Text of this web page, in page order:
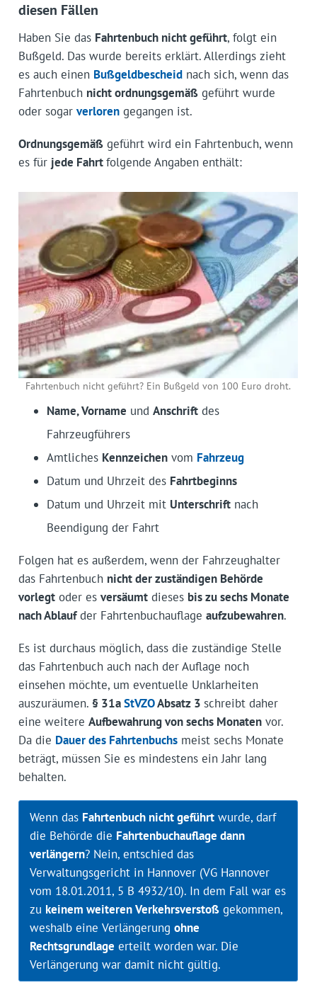
diesen Fällen
Haben Sie das Fahrtenbuch nicht geführt, folgt ein
Bußgeld. Das wurde bereits erklärt. Allerdings zieht
es auch einen Bußgeldbescheidnach sich, wenn das
Fahrtenbuch nicht ordnungsgemäßgeführt wurde
oder sogar verlorengegangen ist.
Ordnungsgemäßgeführt wird ein Fahrtenbuch, wenn
es für jede Fahrtfolgende Angaben enthält:
Fahrtenbuch nicht geführt? Ein Bußgeld von 100 Euro droht.
Name, Vorname und Anschriftdes
Fahrzeugführers
Amtliches Kennzeichenvom Fahrzeug
Datum und Uhrzeit des Fahrtbeginns
Datum und Uhrzeit mit Unterschriftnach
Beendigung der Fahrt
Folgen hat es außerdem, wenn der Fahrzeughalter
das Fahrtenbuch nicht der zuständigen Behörde
vorlegtoder es versäumtdieses bis zu sechs Monate
nach Ablaufder Fahrtenbuchauflage aufzubewahren.
Es ist durchaus möglich, dass die zuständige Stelle
das Fahrtenbuch auch nach der Auflage noch
einsehen möchte, um eventuelle Unklarheiten
auszuräumen. § 31aStVZOAbsatz 3 schreibt daher
eine weitere Aufbewahrung von sechs Monatenvor.
Da die Dauer des Fahrtenbuchsmeist sechs Monate
beträgt, müssen Sie es mindestens ein Jahr lang
behalten.
Wenn das Fahrtenbuch nicht geführtwurde, darf
die Behörde die Fahrtenbuchauflage dann
verlängern? Nein, entschied das
Verwaltungsgericht in Hannover (VG Hannover
vom 18.01.2011, 5 B 4932/10). In dem Fall war es
zu keinem weiteren Verkehrsverstoßgekommen,
weshalb eine Verlängerung ohne
Rechtsgrundlage erteilt worden war. Die
Verlängerung war damit nicht gültig.